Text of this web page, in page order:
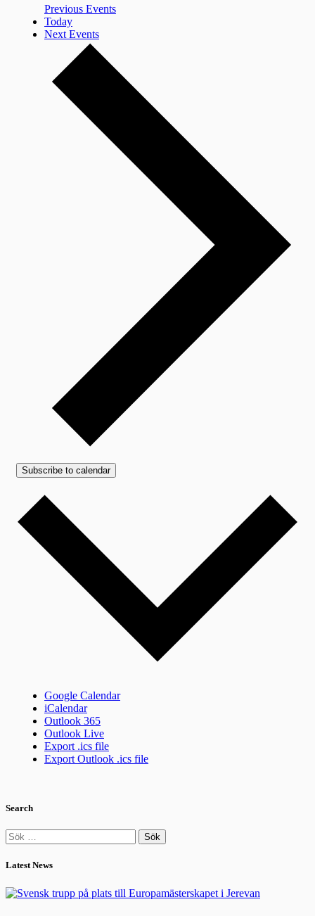
Previous Events
Today
Next Events
Subscribe to calendar
Google Calendar
iCalendar
Outlook 365
Outlook Live
Export .ics file
Export Outlook .ics file
Search
Sök
efter:
Latest News